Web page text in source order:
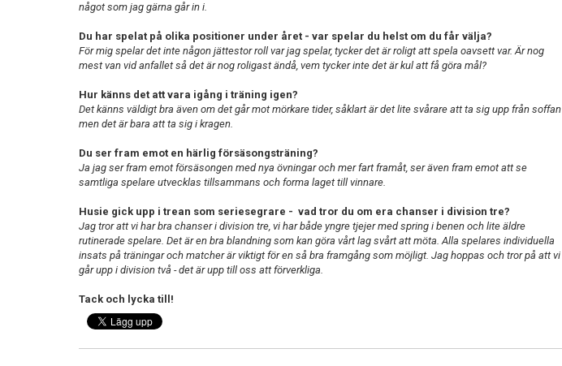
något som jag gärna går in i.
Du har spelat på olika positioner under året - var spelar du helst om du får välja?
För mig spelar det inte någon jättestor roll var jag spelar, tycker det är roligt att spela oavsett var. Är nog
mest van vid anfallet så det är nog roligast ändå, vem tycker inte det är kul att få göra mål?
Hur känns det att vara igång i träning igen?
Det känns väldigt bra även om det går mot mörkare tider, såklart är det lite svårare att ta sig upp från soffan
men det är bara att ta sig i kragen.
Du ser fram emot en härlig försäsongsträning?
Ja jag ser fram emot försäsongen med nya övningar och mer fart framåt, ser även fram emot att se
samtliga spelare utvecklas tillsammans och forma laget till vinnare.
Husie gick upp i trean som seriesegrare - vad tror du om era chanser i division tre?
Jag tror att vi har bra chanser i division tre, vi har både yngre tjejer med spring i benen och lite äldre
rutinerade spelare. Det är en bra blandning som kan göra vårt lag svårt att möta. Alla spelares individuella
insats på träningar och matcher är viktigt för en så bra framgång som möjligt. Jag hoppas och tror på att vi
går upp i division två - det är upp till oss att förverkliga.
Tack och lycka till!